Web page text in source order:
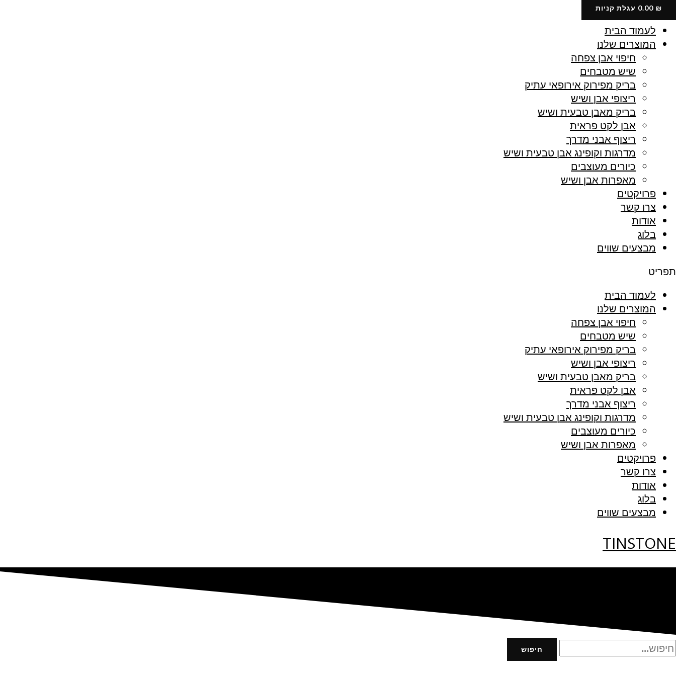
דילוג
לתוכן
0.00 ₪ עגלת קניות
לעמוד הבית
המוצרים שלנו
חיפוי אבן צפחה
שיש מטבחים
בריק מפירוק אירופאי עתיק
ריצופי אבן ושיש
בריק מאבן טבעית ושיש
אבן לקט פראית
ריצוף אבני מדרך
מדרגות וקופינג אבן טבעית ושיש
כיורים מעוצבים
מאפרות אבן ושיש
פרויקטים
צרו קשר
אודות
בלוג
מבצעים שווים
תפריט
לעמוד הבית
המוצרים שלנו
חיפוי אבן צפחה
שיש מטבחים
בריק מפירוק אירופאי עתיק
ריצופי אבן ושיש
בריק מאבן טבעית ושיש
אבן לקט פראית
ריצוף אבני מדרך
מדרגות וקופינג אבן טבעית ושיש
כיורים מעוצבים
מאפרות אבן ושיש
פרויקטים
צרו קשר
אודות
בלוג
מבצעים שווים
TINSTONE
חיפוש